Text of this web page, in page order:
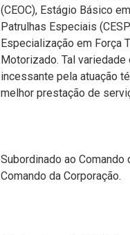
(CEOC), Estágio Básico
Patrulhas Especiais
Especialização em Força
Motorizado. Tal
incessante pela atuação
melhor prestação de
Subordinado ao
Comando da Corporação.